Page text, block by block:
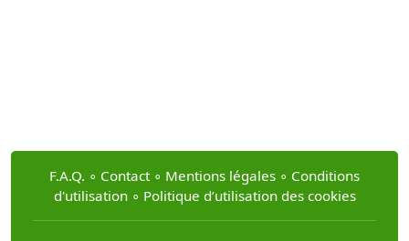
F.A.Q. ∘ Contact ∘ Mentions légales ∘ Conditions
d'utilisation∘ Politique d’utilisation des cookies